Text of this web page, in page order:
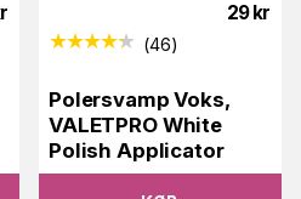
29 kr
(46)
Polersvamp Voks,
VALETPRO White
Polish Applicator